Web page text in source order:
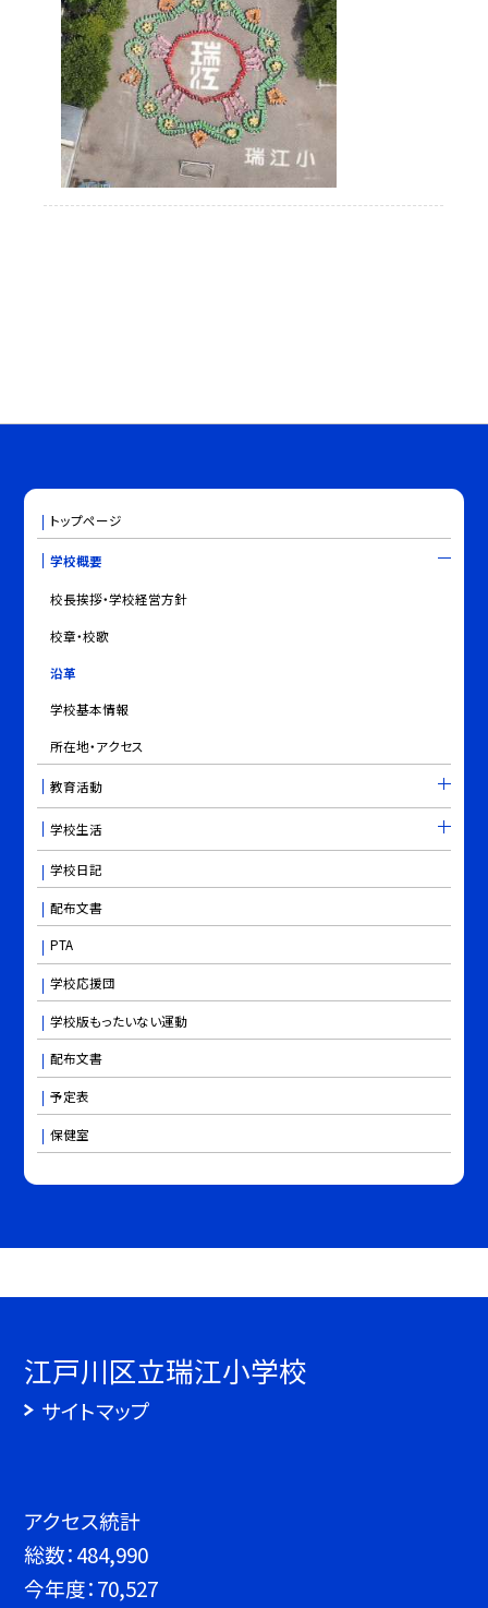
トップページ
学校概要
校長挨拶・学校経営方針
校章・校歌
沿革
学校基本情報
所在地・アクセス
教育活動
学校生活
学校日記
配布文書
PTA
学校応援団
学校版もったいない運動
配布文書
予定表
保健室
江戸川区立瑞江小学校
サイトマップ
アクセス統計
総数：484,990
今年度：70,527